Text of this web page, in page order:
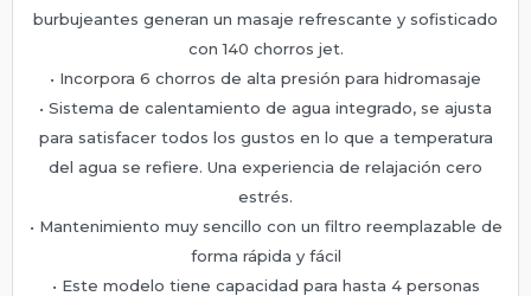
burbujeantes generan un masaje refrescante y sofisticado
con 140 chorros jet.
• Incorpora 6 chorros de alta presión para hidromasaje
• Sistema de calentamiento de agua integrado, se ajusta
para satisfacer todos los gustos en lo que a temperatura
del agua se refiere. Una experiencia de relajación cero
estrés.
• Mantenimiento muy sencillo con un filtro reemplazable de
forma rápida y fácil
• Este modelo tiene capacidad para hasta 4 personas